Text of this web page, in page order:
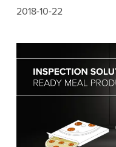
2018-10-22